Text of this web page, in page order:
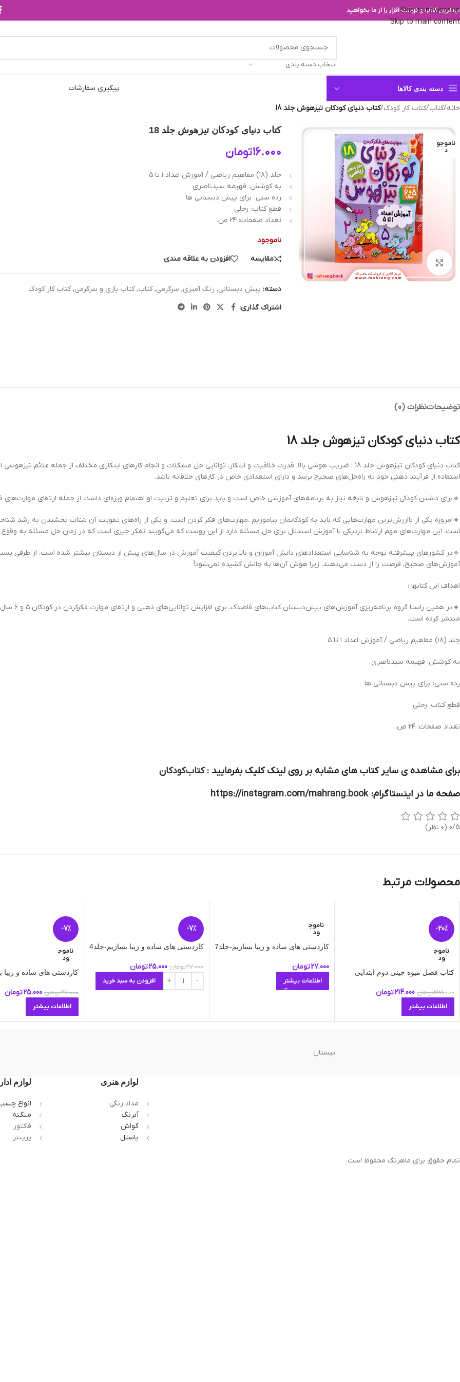
Skip to navigation
Skip to main content
کتاب و نوشت افزار را از ما بخواهید
انتخاب دسته بندی
دسته بندی کالاها پیگیری سفارشات
خانه/کتاب/کتاب کار کودک/کتاب دنیای کودکان تیزهوش جلد 18
ناموجو
د
بزرگنمایی تصویر
کتاب دنیای کودکان تیزهوش جلد 18
16.000تومان
جلد (۱۸) مفاهیم ریاضی / آموزش اعداد ۱ تا ۵
به کوشش: فهیمه سیدناصری
رده سنی: برای پیش دبستانی ها
قطع کتاب: رحلی
تعداد صفحات: ۲۴ ص.
ناموجود
مقایسه
افزودن به علاقه مندی
دسته: پیش دبستانی, رنگ آمیزی, سرگرمی, کتاب, کتاب بازی و سرگرمی, کتاب کار کودک
اشتراک گذاری:
توضیحاتنظرات (0)
کتاب دنیای کودکان تیزهوش جلد 18
کتاب دنیای کودکان تیزهوش جلد 18 : ضریب هوشی بالا، قدرت خلاقیت و ابتکار، توانایی حل مشکلات و انجام کارهای ابتکاری مختلف از جمله
استفاده از فرآیند ذهنی خود به راه‌حل‌های صحیح برسد و دارای استعدادی خاص در کارهای خلاقانه باشد.
🔹برای داشتن کودکی تيزهوش و نابغه نیاز به برنامه‌هاى آموزشى خاص است و باید برای تعلیم و تربیت او اهتمام ویژه‌ای داشت از جمله ارتقای
🔸امروزه یکی از باارزش‌ترین مهارت‌هایی که باید به کودکانمان بیاموزیم .مهارت‌های فکر کردن است. و یکی از راه‌های تقویت آن شتاب بخشیدن به رشد
است. این مهارت‌های مهم ارتباط نزدیکی با آموزش استدلال برای حل مسئله دارد از این روست که می‌گویند تفکر چیزی است که در زمان حل مسئله به وقوع
🔹در کشورهای پیشرفته توجه به شناسایی استعدادهای دانش آموزان و بالا بردن کیفیت آموزش در سال‌های پیش از دبستان بیشتر شده است. از طرفی
آموزش‌های صحیح، فرصت‌ را از دست می‌دهند. زیرا هوش آن‌ها به چالش کشیده نمی‌شود!
اهداف این کتابها :
منتشر کرده است.
جلد (۱۸) مفاهیم ریاضی / آموزش اعداد ۱ تا ۵
به کوشش: فهیمه سیدناصری
رده سنی: برای پیش دبستانی ها
قطع کتاب: رحلی
تعداد صفحات: ۲۴ ص.
برای مشاهده ی سایر کتاب های مشابه بر روی لینک کلیک بفرمایید :کتاب کودکان
صفحه ما در اینستاگرام:https://instagram.com/mahrang.book
0/5 (0 نظر)
محصولات مرتبط
-20%
ناموج
ود
کتاب فصل میوه چینی دوم ابتدایی
268.000تومان 214.000تومان
اطلاعات بیشتر
ناموج
ود
کاردستی های ساده و زیبا بسازیم-جلد7
27.000تومان
اطلاعات بیشتر
-7%
کاردستی های ساده و زیبا بسازیم-جلد4
27.000تومان 25.000تومان
افزودن به سبد خرید
-7%
ناموج
ود
کاردستی های ساده و زیبا
27.000تومان 25.000تومان
اطلاعات بیشتر
نیستان
لوازم هنری
مداد رنگی
آبرنگ
گواش
پاستل
لوازم
انواع
منگنه
فاکتور
پرینتر
تمام حقوق برای ماهرنگ محفوظ است.